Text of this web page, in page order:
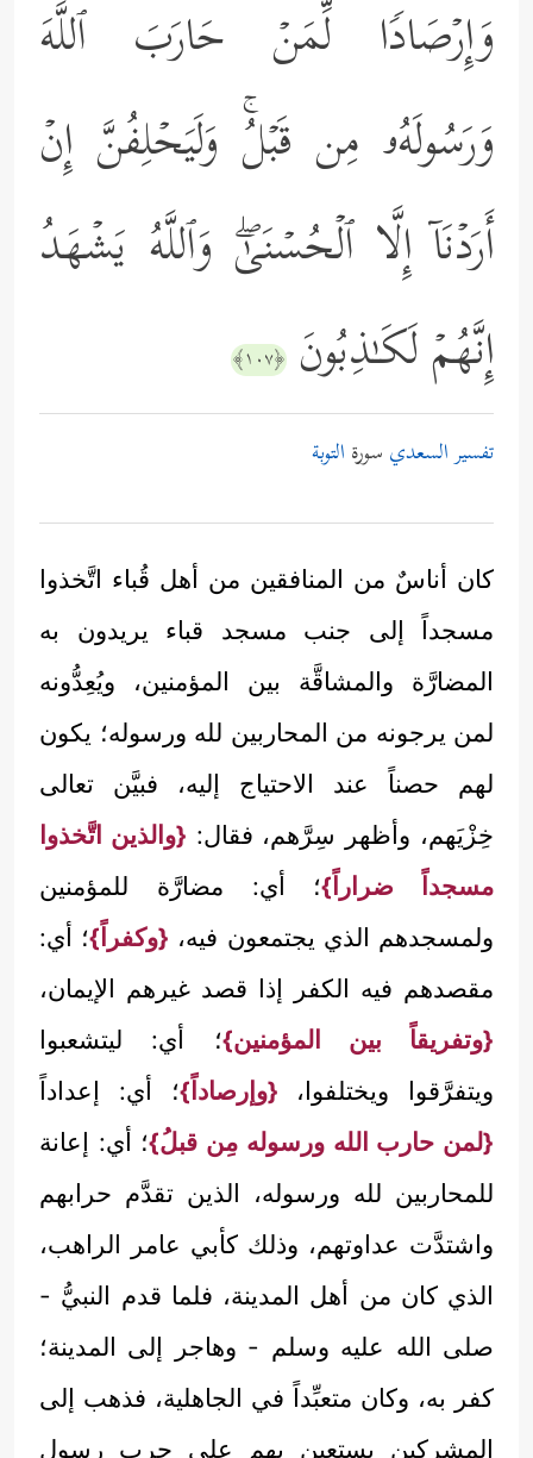
وَإِرۡصَادࣰا لِّمَنۡ حَارَبَ ٱللَّهَ
وَرَسُولَهُۥ مِن قَبۡلُۚ وَلَیَحۡلِفُنَّ إِنۡ
أَرَدۡنَاۤ إِلَّا ٱلۡحُسۡنَىٰۖ وَٱللَّهُ یَشۡهَدُ
إِنَّهُمۡ لَكَـٰذِبُونَ ﴿١٠٧﴾
تفسير السعدي سورة التوبة
كان أناسٌ من المنافقين من أهل قُباء اتَّخذوا
مسجداً إلى جنب مسجد قباء يريدون به
المضارَّة والمشاقَّة بين المؤمنين، ويُعِدُّونه
لمن يرجونه من المحاربين لله ورسوله؛ يكون
لهم حصناً عند الاحتياج إليه، فبيَّن تعالى
خِزْيَهم، وأظهر سِرَّهم، فقال: {والذين اتَّخذوا
مسجداً ضراراً}؛ أي: مضارَّة للمؤمنين
ولمسجدهم الذي يجتمعون فيه، {وكفراً}؛ أي:
مقصدهم فيه الكفر إذا قصد غيرهم الإيمان،
{وتفريقاً بين المؤمنين}؛ أي: ليتشعبوا
ويتفرَّقوا ويختلفوا، {وإرصاداً}؛ أي: إعداداً
{لمن حارب الله ورسوله مِن قبلُ}؛ أي: إعانة
للمحاربين لله ورسوله، الذين تقدَّم حرابهم
واشتدَّت عداوتهم، وذلك كأبي عامر الراهب،
الذي كان من أهل المدينة، فلما قدم النبيُّ -
صلى الله عليه وسلم - وهاجر إلى المدينة؛
كفر به، وكان متعبِّداً في الجاهلية، فذهب إلى
المشركين يستعين بهم على حرب رسول